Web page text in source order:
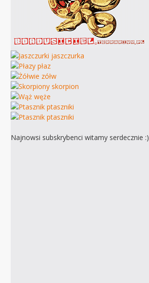
Najnowsi subskrybenci witamy serdecznie :)